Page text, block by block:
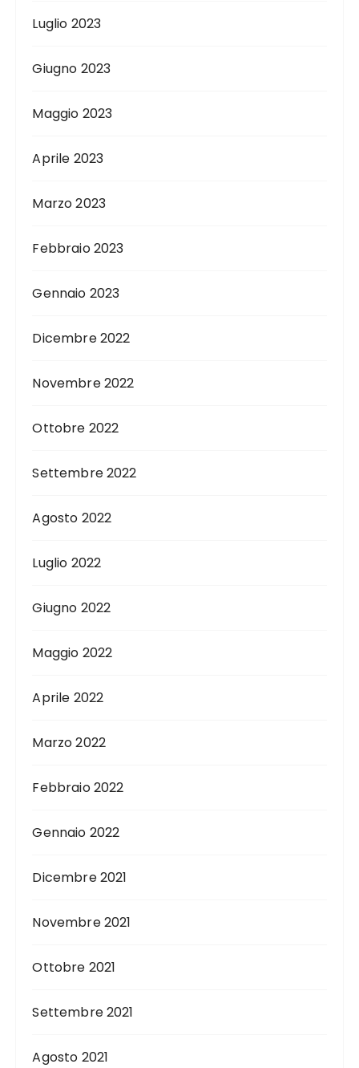
Luglio 2023
Giugno 2023
Maggio 2023
Aprile 2023
Marzo 2023
Febbraio 2023
Gennaio 2023
Dicembre 2022
Novembre 2022
Ottobre 2022
Settembre 2022
Agosto 2022
Luglio 2022
Giugno 2022
Maggio 2022
Aprile 2022
Marzo 2022
Febbraio 2022
Gennaio 2022
Dicembre 2021
Novembre 2021
Ottobre 2021
Settembre 2021
Agosto 2021